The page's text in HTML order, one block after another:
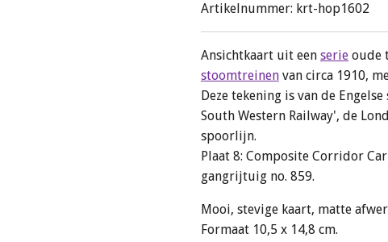
Artikelnummer: krt-hop1602
Ansichtkaart uit een serie oude
stoomtreinen van circa 1910,
Deze tekening is van de
South Western Railway', de
spoorlijn.
Plaat 8: Composite Corridor
gangrijtuig no. 859.
Mooi, stevige kaart, matte
Formaat 10,5 x 14,8 cm.